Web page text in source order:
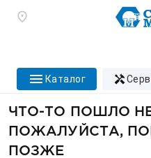
каталог
ЧТО-ТО ПОШЛО
ПОЖАЛУЙСТА,
ПОЗЖЕ